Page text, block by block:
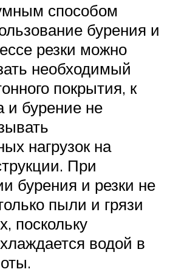
способом
бурения и
резки можно
необходимый
покрытия, к
и бурение не
нагрузок на
При
бурения и резки не
пыли и грязи
поскольку
водой в